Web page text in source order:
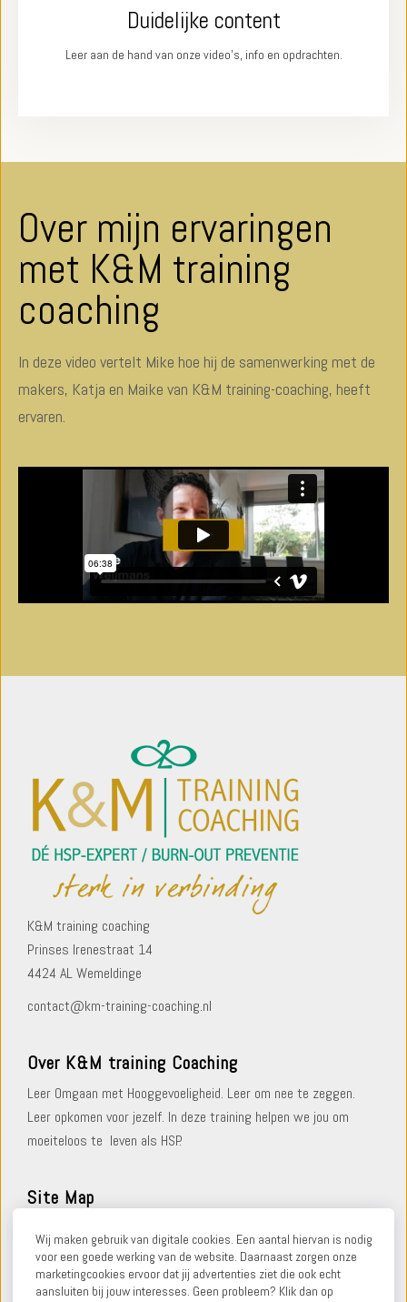
Duidelijke content
Leer aan de hand van onze video's, info en opdrachten.
Over mijn ervaringen
met K&M training
coaching
In deze video vertelt Mike hoe hij de samenwerking met de
makers, Katja en Maike van K&M training-coaching, heeft
ervaren.
K&M training coaching
Prinses Irenestraat 14
4424 AL Wemeldinge
contact@km-training-coaching.nl
Over K&M training Coaching
Leer Omgaan met Hooggevoeligheid. Leer om nee te zeggen.
Leer opkomen voor jezelf. In deze training helpen we jou om
moeiteloos te leven als HSP.
Site Map
Meest gestelde vragen
Contact
Wij maken gebruik van digitale cookies. Een aantal hiervan is nodig
voor een goede werking van de website. Daarnaast zorgen onze
marketingcookies ervoor dat jij advertenties ziet die ook echt
aansluiten bij jouw interesses. Geen probleem? Klik dan op